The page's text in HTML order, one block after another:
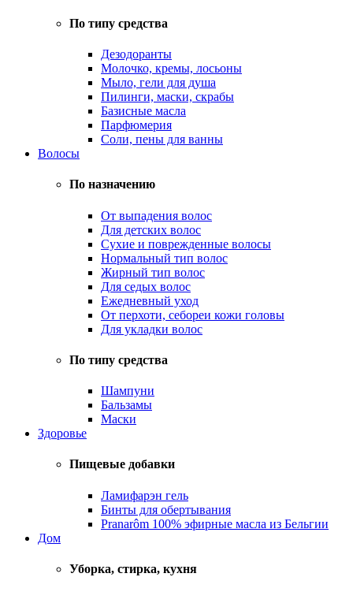
По типу средства
Дезодоранты
Молочко, кремы, лосьоны
Мыло, гели для душа
Пилинги, маски, скрабы
Базисные масла
Парфюмерия
Соли, пены для ванны
Волосы
По назначению
От выпадения волос
Для детских волос
Сухие и поврежденные волосы
Нормальный тип волос
Жирный тип волос
Для седых волос
Ежедневный уход
От перхоти, себореи кожи головы
Для укладки волос
По типу средства
Шампуни
Бальзамы
Маски
Здоровье
Пищевые добавки
Ламифарэн гель
Бинты для обертывания
Pranarôm 100% эфирные масла из Бельгии
Дом
Уборка, стирка, кухня